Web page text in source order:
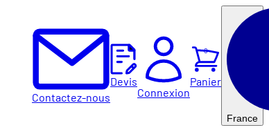
Contactez-nous
Devis
Connexion
Panier
0
France